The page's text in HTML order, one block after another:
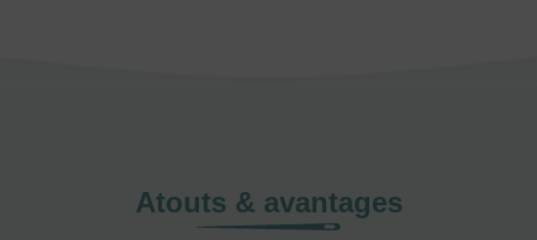
Atouts & avantages